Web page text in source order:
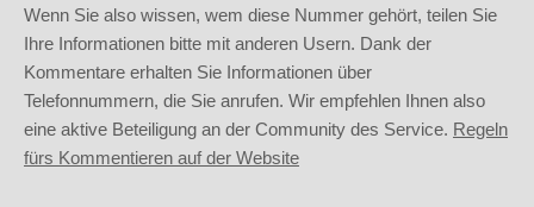
Wenn Sie also wissen, wem diese Nummer gehört, teilen Sie
Ihre Informationen bitte mit anderen Usern. Dank der
Kommentare erhalten Sie Informationen über
Telefonnummern, die Sie anrufen. Wir empfehlen Ihnen also
eine aktive Beteiligung an der Community des Service. Regeln
fürs Kommentieren auf der Website